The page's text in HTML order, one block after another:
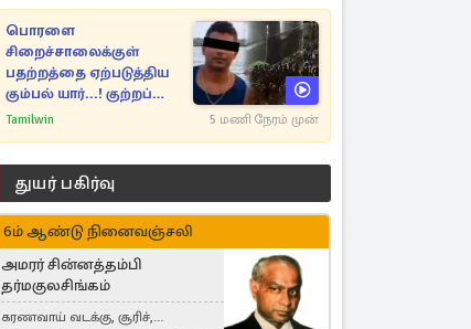
பொரளை
சிறைச்சாலைக்குள்
பதற்றத்தை ஏற்படுத்திய
கும்பல் யார்...! குற்றப்
பின்னணி தொடர்பில்
Tamilwin 5 மணி நேரம் முன்
துயர் பகிர்வு
6ம் ஆண்டு நினைவஞ்சலி
அமரர் சின்னத்தம்பி
தர்மகுலசிங்கம்
கரணவாய் வடக்கு, சூரிச்,